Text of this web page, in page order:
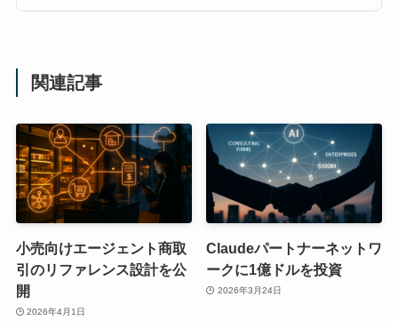
関連記事
小売向けエージェント商取
引のリファレンス設計を公
開
2026年4月1日
Claudeパートナーネットワ
ークに1億ドルを投資
2026年3月24日